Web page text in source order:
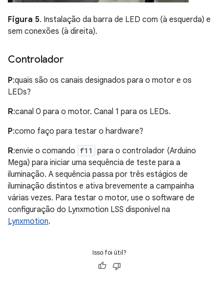
Figura 5. Instalação da barra de LED com (à esquerda) e
sem conexões (à direita).
Controlador
P:quais são os canais designados para o motor e os
LEDs?
R:canal 0 para o motor. Canal 1 para os LEDs.
P:como faço para testar o hardware?
R:envie o comando f11
para o controlador (Arduino
Mega) para iniciar uma sequência de teste para a
iluminação. A sequência passa por três estágios de
iluminação distintos e ativa brevemente a campainha
várias vezes. Para testar o motor, use o software de
configuração do Lynxmotion LSS disponível na
Lynxmotion.
Isso foi útil?